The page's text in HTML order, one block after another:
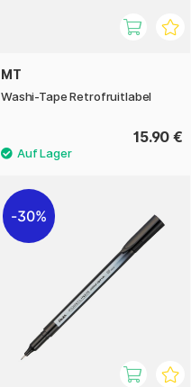
MT
Washi-Tape Retrofruitlabel
15.90 €
30%